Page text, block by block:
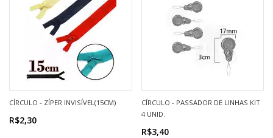
CÍRCULO - ZÍPER INVISÍVEL(15CM)
R$2,30
CÍRCULO - PASSADOR DE LINHAS KIT
4 UNID.
R$3,40